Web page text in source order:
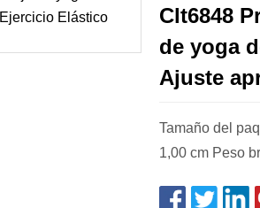
Clt6848
de yoga
Ajuste
Tamaño del
1,00 cm Peso